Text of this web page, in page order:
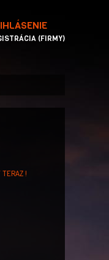
(FIRMY)
TERAZ !